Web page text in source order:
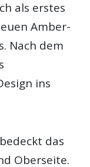
als erstes
Amber-
Nach dem
ins
das
Oberseite.